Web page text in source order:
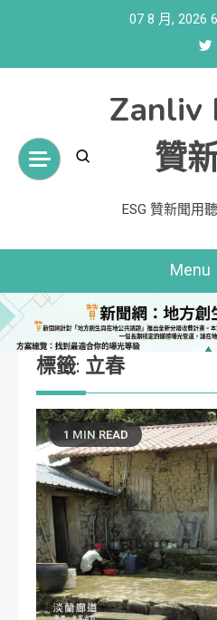
07 8 月, 2026
Zanliv
贊
ESG 贊新聞用
Menu
標籤: 立春
1 MIN READ